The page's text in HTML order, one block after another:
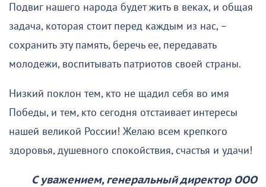
Подвиг нашего народа будет жить в веках, и общая
задача, которая стоит перед каждым из нас, –
сохранить эту память, беречь ее, передавать
молодежи, воспитывать патриотов своей страны.
Низкий поклон тем, кто не щадил себя во имя
Победы, и тем, кто сегодня отстаивает интересы
нашей великой России! Желаю всем крепкого
здоровья, душевного спокойствия, счастья и удачи!
С уважением, генеральный директор ООО